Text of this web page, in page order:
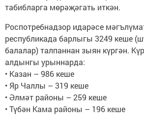
табибларга мөрәҗәгать иткән.
Роспотребнадзор идарәсе
республикада барлыгы 3249 кеше
балалар) талпаннан зыян күргән.
алдынгы урыннарда:
• Казан – 986 кеше
• Яр Чаллы – 319 кеше
• Әлмәт районы – 259 кеше
• Түбән Кама районы – 196 кеше